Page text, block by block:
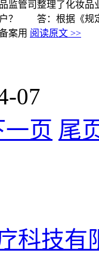
品监管司整理了化
？ 答：根据《规
案用 阅读原文 >>
07
一页 尾
科技有